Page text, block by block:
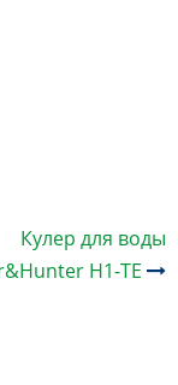
Кулер для воды
H1-TE